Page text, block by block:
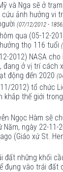
và Nga sẽ ở
ảnh hưởng vi
(07/12/2012 -
qua (05-12-
thọ 116 tuổi
2012) NASA
đang ở vị trí cách
động đến 2020
2012) tổ chức
khắp thế giới
Ngọc Hàm sẽ
Năm, ngày 22-11-
(Giáo xứ St.
đất những khối
đụng vào trái đất